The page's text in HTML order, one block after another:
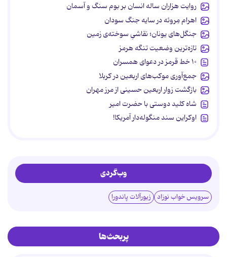
روایت هزاران ساله انسان بر بوم سنگ و آسمان
اهرام مِروئه در سایه جنگ سودان
جنگل‌های یونان؛ نقاشیِ سوخته‌ی زمین
تازه‌ترین وضعیت تنگه هرمز
۱۰ خط قرمز در دعوای همسران
جمع‌آوری موکب‌های اربعین در کربلا
بازگشت زوار اربعین حسینی از مرز مهران
شاه کلید دوستی با حضرت امیر
اوکراین سند منگوله‌دار آمریکا!
وب‌گردی
سرویس خواب نوزاد زیورآلات پاندورا
پربحث‌ها